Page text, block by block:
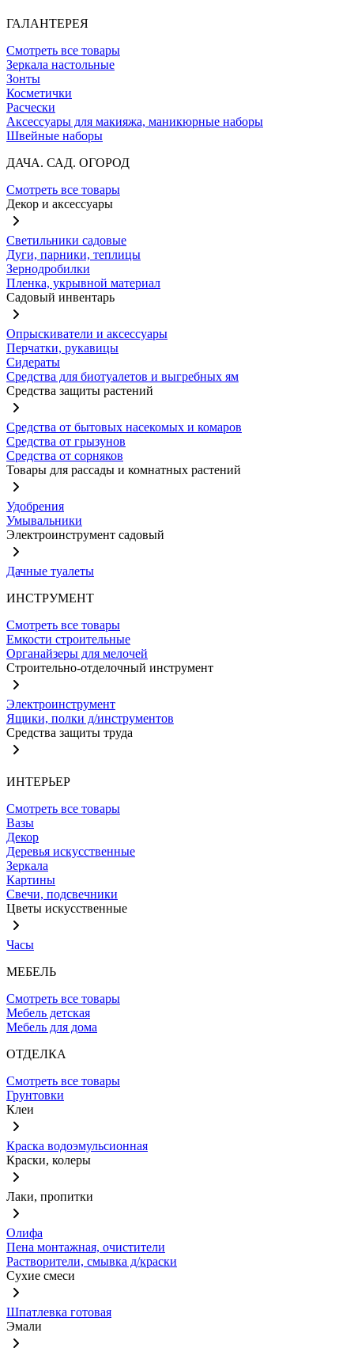
ГАЛАНТЕРЕЯ
Смотреть все товары
Зеркала настольные
Зонты
Косметички
Расчески
Аксессуары для макияжа, маникюрные наборы
Швейные наборы
ДАЧА. САД. ОГОРОД
Смотреть все товары
Декор и аксессуары
Светильники садовые
Дуги, парники, теплицы
Зернодробилки
Пленка, укрывной материал
Садовый инвентарь
Опрыскиватели и аксессуары
Перчатки, рукавицы
Сидераты
Средства для биотуалетов и выгребных ям
Средства защиты растений
Средства от бытовых насекомых и комаров
Средства от грызунов
Средства от сорняков
Товары для рассады и комнатных растений
Удобрения
Умывальники
Электроинструмент садовый
Дачные туалеты
ИНСТРУМЕНТ
Смотреть все товары
Емкости строительные
Органайзеры для мелочей
Строительно-отделочный инструмент
Электроинструмент
Ящики, полки д/инструментов
Средства защиты труда
ИНТЕРЬЕР
Смотреть все товары
Вазы
Декор
Деревья искусственные
Зеркала
Картины
Свечи, подсвечники
Цветы искусственные
Часы
МЕБЕЛЬ
Смотреть все товары
Мебель детская
Мебель для дома
ОТДЕЛКА
Смотреть все товары
Грунтовки
Клеи
Краска водоэмульсионная
Краски, колеры
Лаки, пропитки
Олифа
Пена монтажная, очистители
Растворители, смывка д/краски
Сухие смеси
Шпатлевка готовая
Эмали